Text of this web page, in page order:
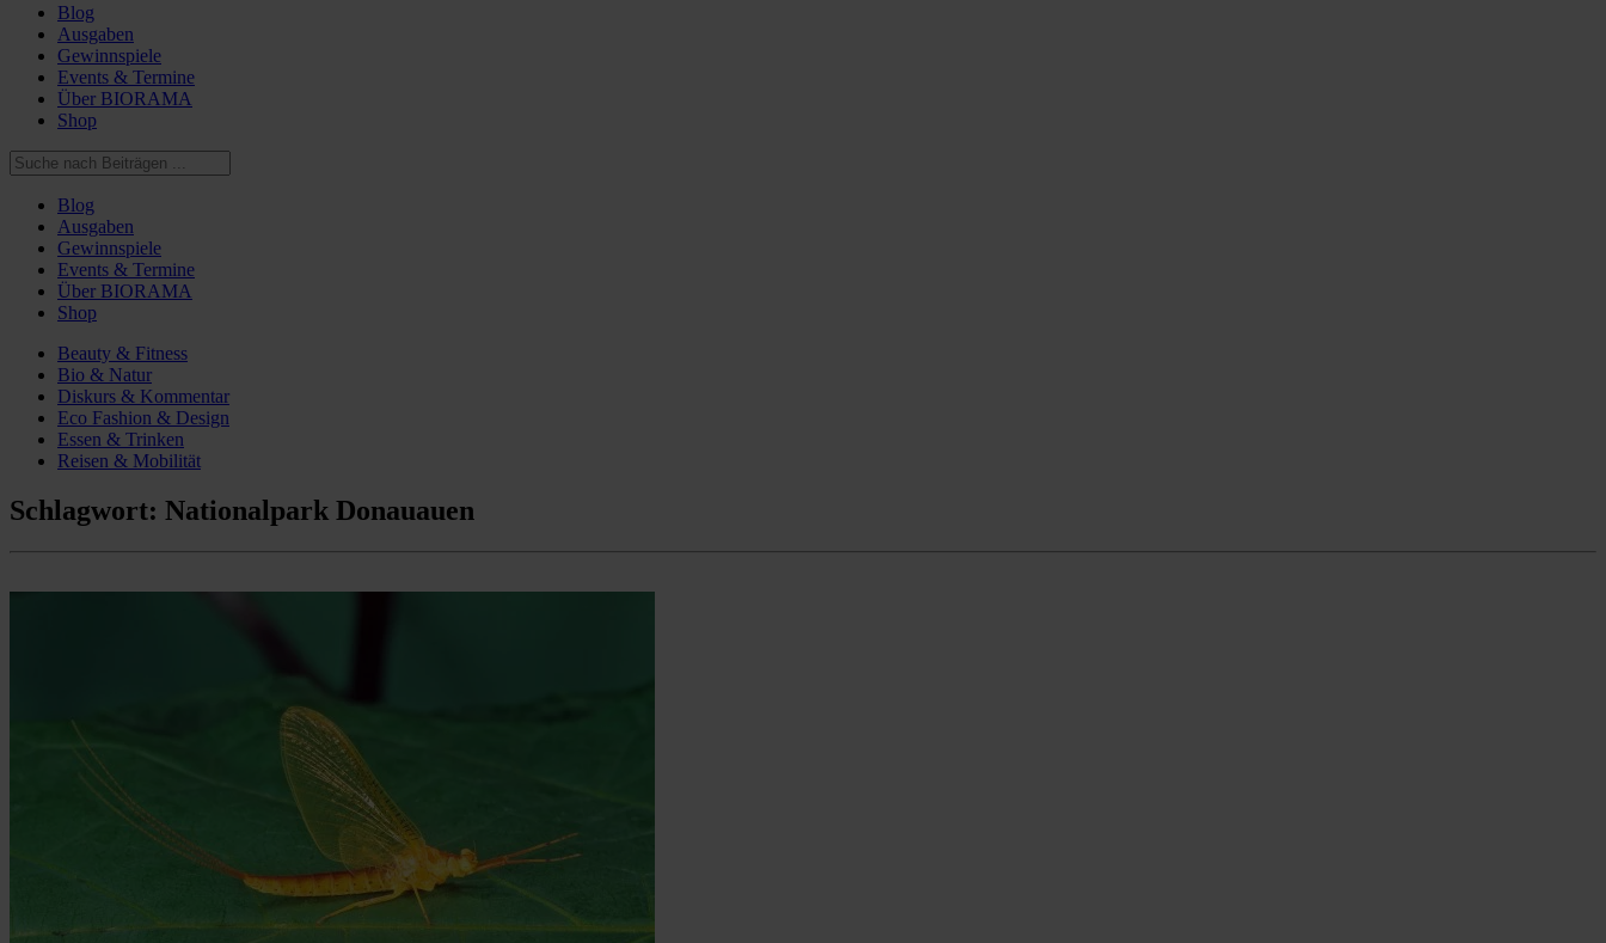
Blog
Ausgaben
Gewinnspiele
Events & Termine
Über BIORAMA
Shop
Blog
Ausgaben
Gewinnspiele
Events & Termine
Über BIORAMA
Shop
Beauty & Fitness
Bio & Natur
Diskurs & Kommentar
Eco Fashion & Design
Essen & Trinken
Reisen & Mobilität
Schlagwort: Nationalpark Donauauen